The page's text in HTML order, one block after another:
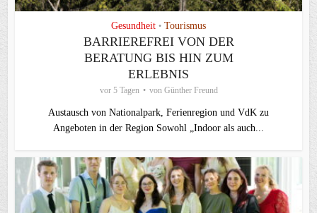
Gesundheit • Tourismus
BARRIEREFREI VON DER
BERATUNG BIS HIN ZUM
ERLEBNIS
vor 5 Tagen von Günther Freund
Austausch von Nationalpark, Ferienregion und VdK zu
Angeboten in der Region Sowohl „Indoor als auch...